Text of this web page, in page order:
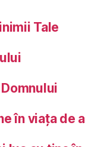
Tale
în viața de